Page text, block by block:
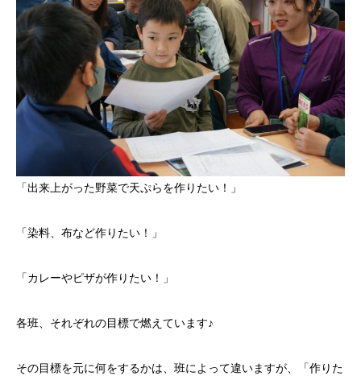
「出来上がった野菜で天ぷらを作りたい！」
「染料、布など作りたい！」
「カレーやピザが作りたい！」
各班、それぞれの目標で燃えています♪
その目標を元に何をするかは、班によって違いますが、「作りた